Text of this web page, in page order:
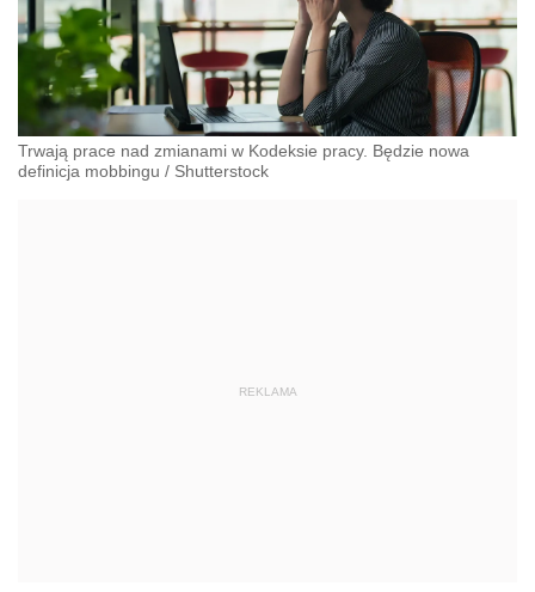
Trwają prace nad zmianami w Kodeksie pracy. Będzie nowa
definicja mobbingu / Shutterstock